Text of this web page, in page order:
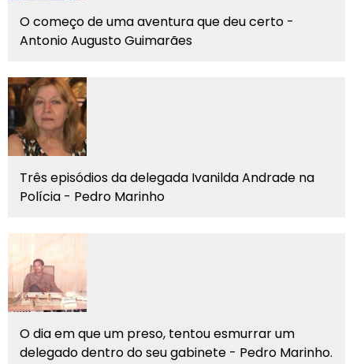
O começo de uma aventura que deu certo -
Antonio Augusto Guimarães
Três episódios da delegada Ivanilda Andrade na
Polícia - Pedro Marinho
O dia em que um preso, tentou esmurrar um
delegado dentro do seu gabinete - Pedro Marinho.